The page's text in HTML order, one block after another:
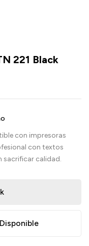
221 Black
con impresoras
con textos
sacrificar calidad.